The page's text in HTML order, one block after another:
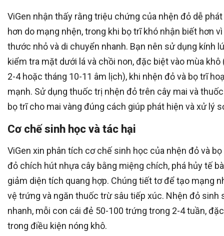
ViGen nhận thấy rằng triệu chứng của nhện đỏ dễ
hơn do mạng nhện, trong khi bọ trĩ khó nhận biết hơn
thước nhỏ và di chuyển nhanh. Bạn nên sử dụng kính
kiểm tra mặt dưới lá và chồi non, đặc biệt vào mùa khô
2-4 hoặc tháng 10-11 âm lịch), khi nhện đỏ và bọ trĩ
mạnh. Sử dụng thuốc trị nhện đỏ trên cây mai và
bọ trĩ cho mai vàng đúng cách giúp phát hiện và xử lý
Cơ chế sinh học và tác hại
ViGen xin phân tích cơ chế sinh học của nhện đỏ và
đỏ chích hút nhựa cây bằng miệng chích, phá hủy tế
giảm diện tích quang hợp. Chúng tiết tơ để tạo mạng
vệ trứng và ngăn thuốc trừ sâu tiếp xúc. Nhện đỏ sinh
nhanh, mỗi con cái đẻ 50-100 trứng trong 2-4 tuần,
trong điều kiện nóng khô.